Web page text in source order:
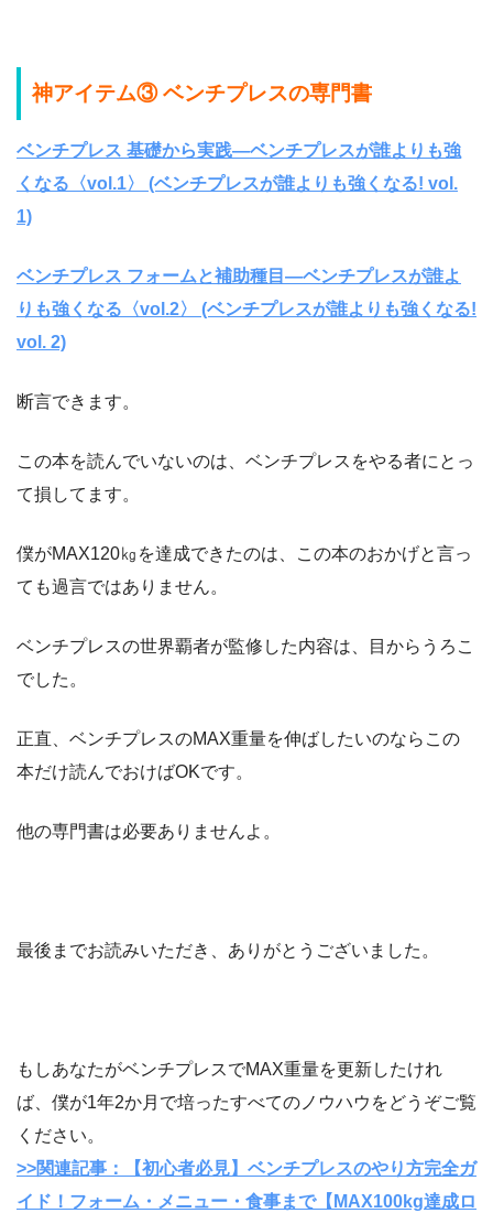
神アイテム③ ベンチプレスの専門書
ベンチプレス 基礎から実践―ベンチプレスが誰よりも強
くなる〈vol.1〉 (ベンチプレスが誰よりも強くなる! vol.
1)
ベンチプレス フォームと補助種目―ベンチプレスが誰よ
りも強くなる〈vol.2〉 (ベンチプレスが誰よりも強くなる!
vol. 2)
断言できます。
この本を読んでいないのは、ベンチプレスをやる者にとっ
て損してます。
僕がMAX120㎏を達成できたのは、この本のおかげと言っ
ても過言ではありません。
ベンチプレスの世界覇者が監修した内容は、目からうろこ
でした。
正直、ベンチプレスのMAX重量を伸ばしたいのならこの
本だけ読んでおけばOKです。
他の専門書は必要ありませんよ。
最後までお読みいただき、ありがとうございました。
もしあなたがベンチプレスでMAX重量を更新したけれ
ば、僕が1年2か月で培ったすべてのノウハウをどうぞご覧
ください。
>>関連記事：【初心者必見】ベンチプレスのやり方完全ガ
イド！フォーム・メニュー・食事まで【MAX100kg達成ロ